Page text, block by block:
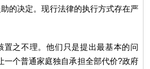
的决定。现行法律的执行方式存在严
之不理。他们只是提出最基本的问
一个普通家庭独自承担全部代价?政府